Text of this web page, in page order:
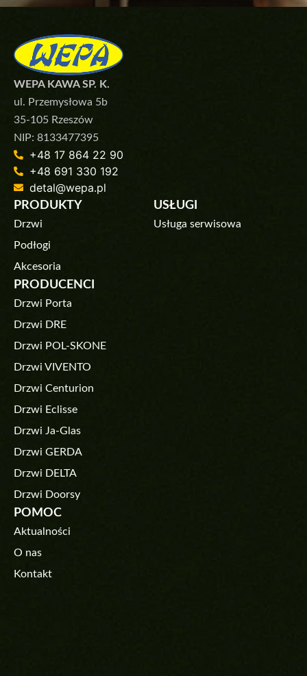
WEPA KAWA SP. K.
ul. Przemysłowa 5b
35-105 Rzeszów
NIP: 8133477395
+48 17 864 22 90
+48 691 330 192
detal@wepa.pl
PRODUKTY
Drzwi
Podłogi
Akcesoria
USŁUGI
Usługa serwisowa
PRODUCENCI
Drzwi Porta
Drzwi DRE
Drzwi POL-SKONE
Drzwi VIVENTO
Drzwi Centurion
Drzwi Eclisse
Drzwi Ja-Glas
Drzwi GERDA
Drzwi DELTA
Drzwi Doorsy
POMOC
Aktualności
O nas
Kontakt